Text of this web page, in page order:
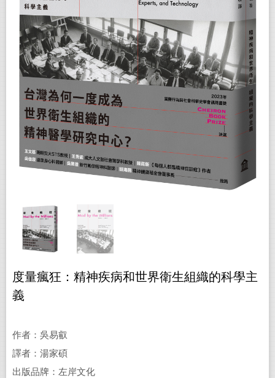
度量瘋狂：精神疾病和世界衛生組織的科學主
義
作者：吳易叡
譯者：湯家碩
出版品牌：左岸文化